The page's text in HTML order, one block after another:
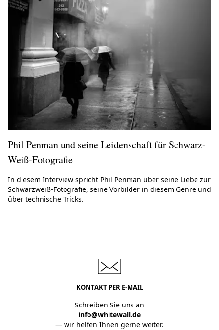
Phil Penman und seine Leidenschaft für Schwarz-
Weiß-Fotografie
In diesem Interview spricht Phil Penman über seine Liebe zur
Schwarzweiß-Fotografie, seine Vorbilder in diesem Genre und
über technische Tricks.
KONTAKT PER E-MAIL
Schreiben Sie uns an
info@whitewall.de
— wir helfen Ihnen gerne weiter.